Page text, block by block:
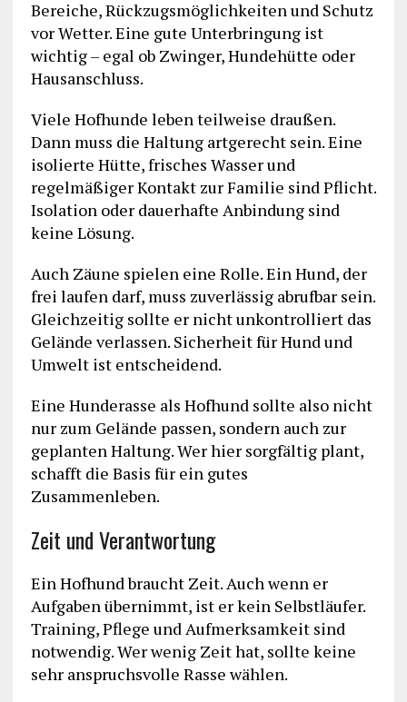
Bereiche, Rückzugsmöglichkeiten und Schutz
vor Wetter. Eine gute Unterbringung ist
wichtig – egal ob Zwinger, Hundehütte oder
Hausanschluss.
Viele Hofhunde leben teilweise draußen.
Dann muss die Haltung artgerecht sein. Eine
isolierte Hütte, frisches Wasser und
regelmäßiger Kontakt zur Familie sind Pflicht.
Isolation oder dauerhafte Anbindung sind
keine Lösung.
Auch Zäune spielen eine Rolle. Ein Hund, der
frei laufen darf, muss zuverlässig abrufbar sein.
Gleichzeitig sollte er nicht unkontrolliert das
Gelände verlassen. Sicherheit für Hund und
Umwelt ist entscheidend.
Eine Hunderasse als Hofhund sollte also nicht
nur zum Gelände passen, sondern auch zur
geplanten Haltung. Wer hier sorgfältig plant,
schafft die Basis für ein gutes
Zusammenleben.
Zeit und Verantwortung
Ein Hofhund braucht Zeit. Auch wenn er
Aufgaben übernimmt, ist er kein Selbstläufer.
Training, Pflege und Aufmerksamkeit sind
notwendig. Wer wenig Zeit hat, sollte keine
sehr anspruchsvolle Rasse wählen.